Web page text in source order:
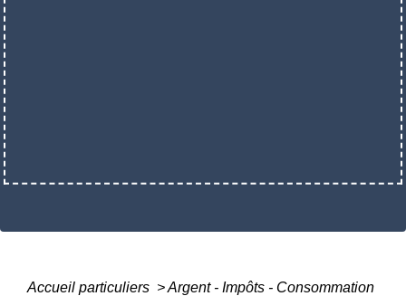
Accueil particuliers >Argent - Impôts - Consommation